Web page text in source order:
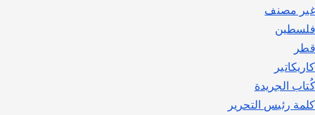
غير مصنف
فلسطين
قطر
كاريكاتير
كُتاب الجريدة
كلمة رئيس التحرير